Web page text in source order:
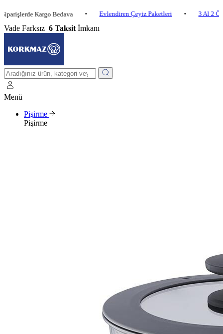
Kargo Bedava • Evlendiren Çeyiz Paketleri • 3 Al 2 Öde •
Vade Farksız 6 Taksit İmkanı
Menü
Pişirme
Pişirme